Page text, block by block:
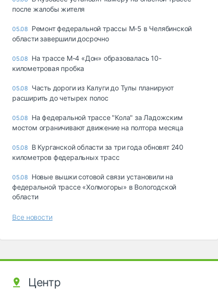
после жалобы жителя
05.08 Ремонт федеральной трассы М-5 в Челябинской
области завершили досрочно
05.08 На трассе М-4 «Дон» образовалась 10-
километровая пробка
05.08 Часть дороги из Калуги до Тулы планируют
расширить до четырех полос
05.08 На федеральной трассе "Кола" за Ладожским
мостом ограничивают движение на полтора месяца
05.08 В Курганской области за три года обновят 240
километров федеральных трасс
05.08 Новые вышки сотовой связи установили на
федеральной трассе «Холмогоры» в Вологодской
области
Все новости
Центр